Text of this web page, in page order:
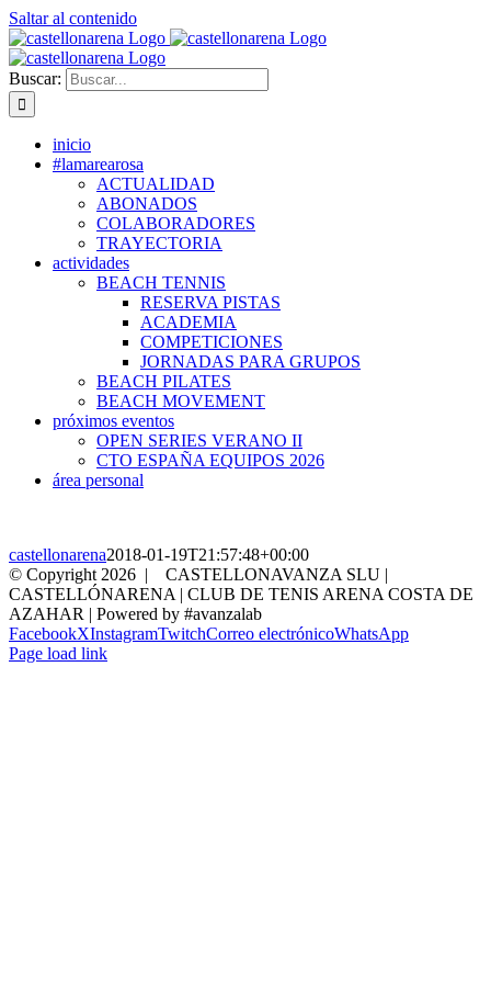
Saltar al contenido
Buscar:
inicio
#lamarearosa
ACTUALIDAD
ABONADOS
COLABORADORES
TRAYECTORIA
actividades
BEACH TENNIS
RESERVA PISTAS
ACADEMIA
COMPETICIONES
JORNADAS PARA GRUPOS
BEACH PILATES
BEACH MOVEMENT
próximos eventos
OPEN SERIES VERANO II
CTO ESPAÑA EQUIPOS 2026
área personal
castellonarena2018-01-19T21:57:48+00:00
© Copyright 2026 | CASTELLONAVANZA SLU |
CASTELLÓNARENA | CLUB DE TENIS ARENA COSTA DE
AZAHAR | Powered by #avanzalab
FacebookXInstagramTwitchCorreo electrónicoWhatsApp
Page load link